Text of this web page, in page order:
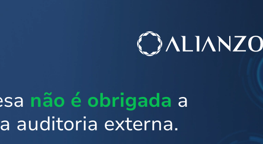
não é obrigada a
auditoria externa.